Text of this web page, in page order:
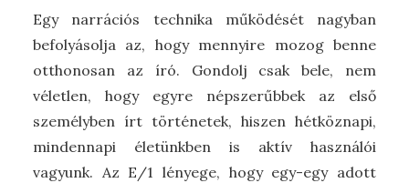
Egy narrációs technika működését nagyban
befolyásolja az, hogy mennyire mozog benne
otthonosan az író. Gondolj csak bele, nem
véletlen, hogy egyre népszerűbbek az első
személyben írt történetek, hiszen hétköznapi,
mindennapi életünkben is aktív használói
vagyunk. Az E/1 lényege, hogy egy-egy adott